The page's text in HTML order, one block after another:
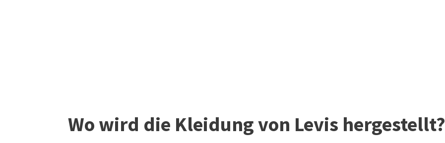
Wo wird die Kleidung von Levis hergestellt?